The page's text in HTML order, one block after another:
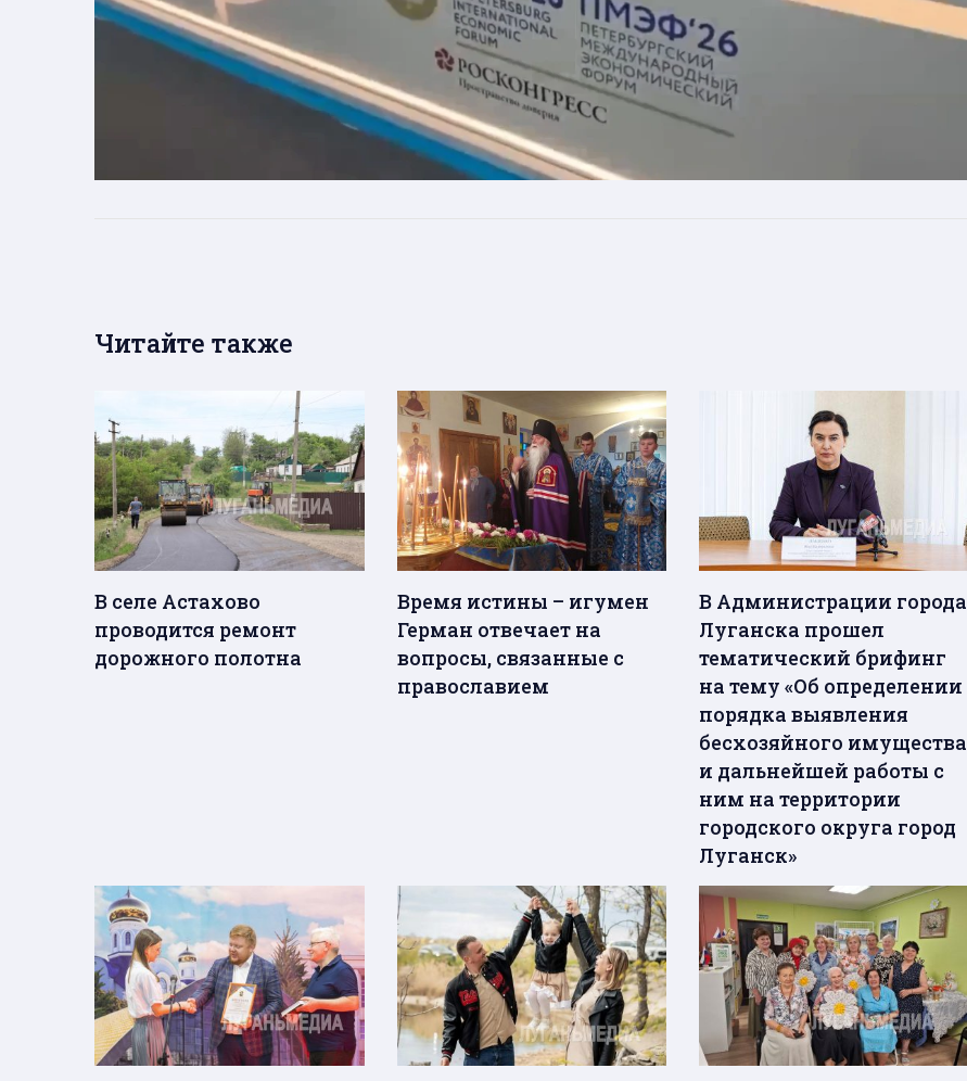
Читайте также
В селе Астахово
проводится ремонт
дорожного полотна
Время истины – игумен
Герман отвечает на
вопросы, связанные с
православием
В Администрации города
Луганска прошел
тематический брифинг
на тему «Об определении
порядка выявления
бесхозяйного имущества
и дальнейшей работы с
ним на территории
городского округа город
Луганск»